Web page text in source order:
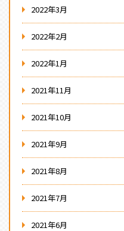
2022年3月
2022年2月
2022年1月
2021年11月
2021年10月
2021年9月
2021年8月
2021年7月
2021年6月